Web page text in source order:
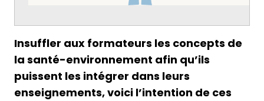
Insuffler aux formateurs les concepts de
la santé-environnement afin qu’ils
puissent les intégrer dans leurs
enseignements, voici l’intention de ces